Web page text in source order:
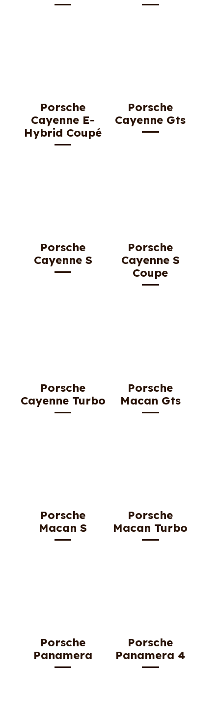
Porsche
Cayenne E-
Hybrid Coupé
Porsche
Cayenne Gts
Porsche
Cayenne S
Porsche
Cayenne S
Coupe
Porsche
Cayenne Turbo
Porsche
Macan Gts
Porsche
Macan S
Porsche
Macan Turbo
Porsche
Panamera
Porsche
Panamera 4